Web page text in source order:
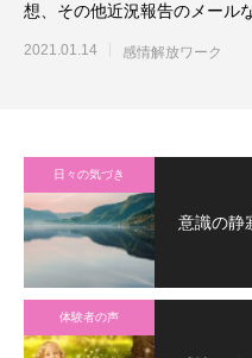
想、その他近況報告のメール
有難さを感じてほ
2021.01.14 感情解放ワーク
日々の気づき
意識の静
体験者の声